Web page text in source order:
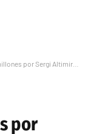
Altimira durante el mercado invernal
por